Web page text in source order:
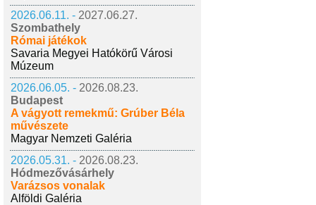
2026.06.11. - 2027.06.27.
Szombathely
Római játékok
Savaria Megyei Hatókörű Városi
Múzeum
2026.06.05. - 2026.08.23.
Budapest
A vágyott remekmű: Grúber Béla
művészete
Magyar Nemzeti Galéria
2026.05.31. - 2026.08.23.
Hódmezővásárhely
Varázsos vonalak
Alföldi Galéria